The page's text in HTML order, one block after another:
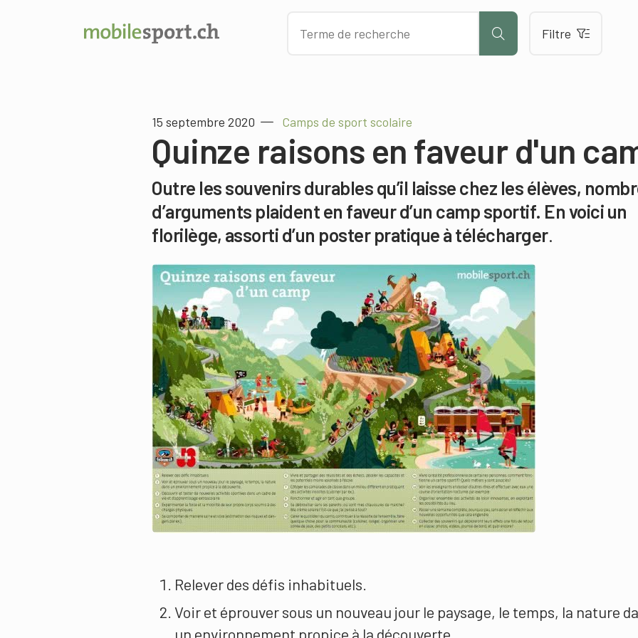
Filtre
15 septembre 2020 Camps de sport scolaire
Quinze raisons en faveur d'un
Outre les souvenirs durables qu’il laisse chez les élèves,
d’arguments plaident en faveur d’un camp sportif. En voici un
florilège, assorti d’un poster pratique à télécharger.
Relever des défis inhabituels.
Voir et éprouver sous un nouveau jour le paysage, le temps, la nature
un environnement propice à la découverte.